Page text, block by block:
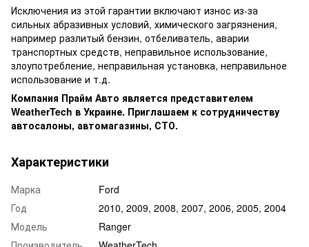
Исключения из этой гарантии включают износ из-за
сильных абразивных условий, химического загрязнения,
например разлитый бензин, отбеливатель, аварии
транспортных средств, неправильное использование,
злоупотребление, неправильная установка, неправильное
использование и т.д.
Компания Прайм Авто является представителем
WeatherTech в Украине. Приглашаем к сотрудничеству
автосалоны, автомагазины, СТО.
Характеристики
Марка
Ford
Год
2010, 2009, 2008, 2007, 2006, 2005, 2004
Модель
Ranger